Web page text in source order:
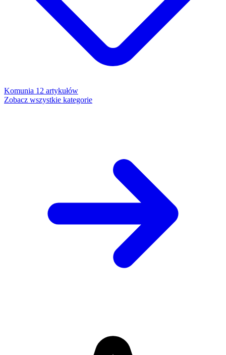
Komunia 12 artykułów
Zobacz wszystkie kategorie